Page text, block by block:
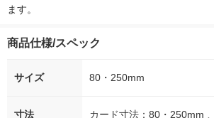
ます。
商品仕様/スペック
サイズ 80・250mm
寸法 カード寸法：80・250mm